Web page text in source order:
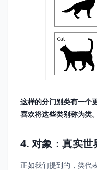
这样的分门别类有一个
喜欢将这些类别称为类。
4. 对象：真实世
正如我们提到的，类代